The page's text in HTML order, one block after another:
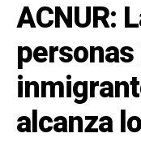
ACNUR:
alcanza